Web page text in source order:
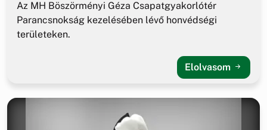
Az MH Böszörményi Géza Csapatgyakorlótér
Parancsnokság kezelésében lévő honvédségi
területeken.
Elolvasom